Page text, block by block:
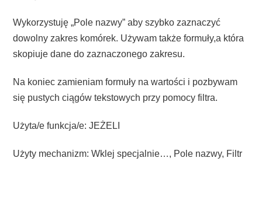
Wykorzystuję „Pole nazwy” aby szybko zaznaczyć
dowolny zakres komórek. Używam także formuły,a która
skopiuje dane do zaznaczonego zakresu.
Na koniec zamieniam formuły na wartości i pozbywam
się pustych ciągów tekstowych przy pomocy filtra.
Użyta/e funkcja/e: JEŻELI
Użyty mechanizm: Wklej specjalnie…, Pole nazwy, Filtr